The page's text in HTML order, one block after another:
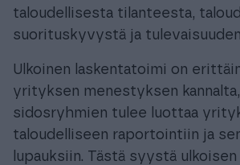
taloudellisesta tilanteesta,
suorituskyvystä ja
Ulkoinen laskentatoimi on
yrityksen menestyksen
sidosryhmien tulee luottaa
taloudelliseen raportointiin ja
lupauksiin. Tästä syystä